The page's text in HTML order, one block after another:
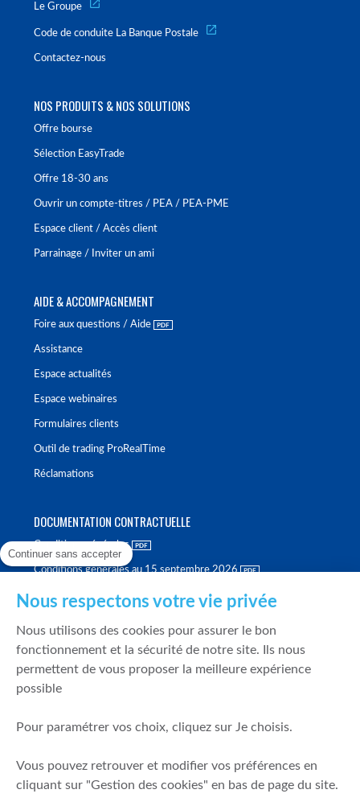
Le Groupe
Code de conduite La Banque Postale
Contactez-nous
NOS PRODUITS & NOS SOLUTIONS
Offre bourse
Sélection EasyTrade
Offre 18-30 ans
Ouvrir un compte-titres / PEA / PEA-PME
Espace client / Accès client
Parrainage / Inviter un ami
AIDE & ACCOMPAGNEMENT
Foire aux questions / Aide
Assistance
Espace actualités
Espace webinaires
Formulaires clients
Outil de trading ProRealTime
Réclamations
DOCUMENTATION CONTRACTUELLE
Conditions générales
Conditions générales au 15 septembre 2026
Politique de meilleure sélection
Politique de durabilité
Fonds de garantie des dépôts et de résolution
Mentions légales
Prévention de la fraude
Continuer sans accepter
Nous respectons votre vie privée
Nous utilisons des cookies pour assurer le bon
fonctionnement et la sécurité de notre site. Ils nous
permettent de vous proposer la meilleure expérience
possible
Pour paramétrer vos choix, cliquez sur Je choisis.
Vous pouvez retrouver et modifier vos préférences en
cliquant sur "Gestion des cookies" en bas de page du site.